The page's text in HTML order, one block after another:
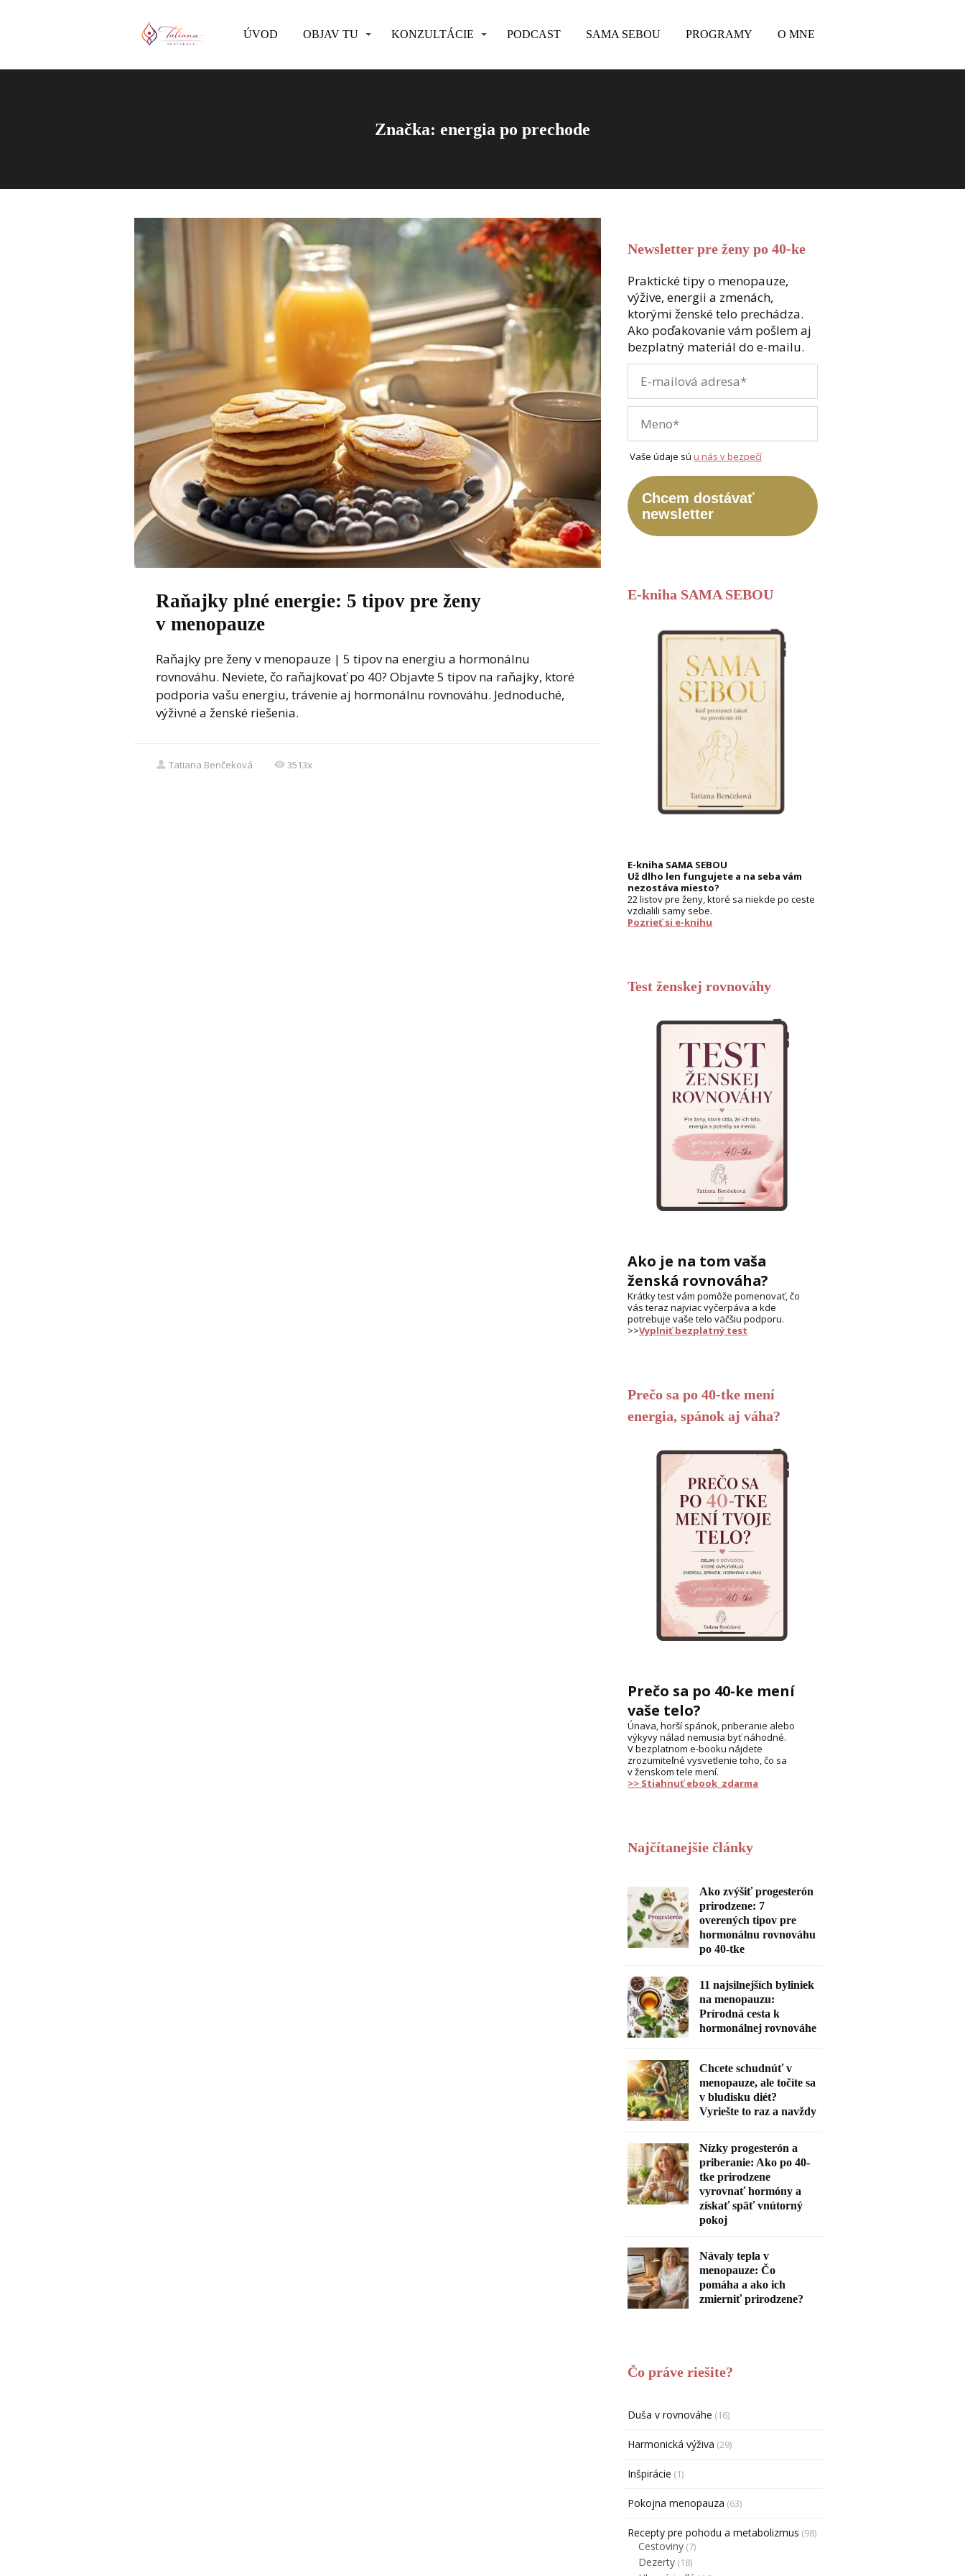
ÚVOD OBJAV TU KONZULTÁCIE PODCAST SAMA SEBOU PROGRAMY O MNE
Značka: energia po prechode
Raňajky plné energie: 5 tipov pre ženy
v menopauze
Raňajky pre ženy v menopauze | 5 tipov na energiu a hormonálnu
rovnováhu. Neviete, čo raňajkovať po 40? Objavte 5 tipov na raňajky, ktoré
podporia vašu energiu, trávenie aj hormonálnu rovnováhu. Jednoduché,
výživné a ženské riešenia.
Tatiana Benčeková 3513x
Newsletter pre ženy po 40-ke
Praktické tipy o menopauze,
výžive, energii a zmenách,
ktorými ženské telo prechádza.
Ako poďakovanie vám pošlem aj
bezplatný materiál do e-mailu.
Vaše údaje súu nás v bezpečí
Chcem dostávať
newsletter
E-kniha SAMA SEBOU
E-kniha SAMA SEBOU
Už dlho len fungujete a na seba vám
nezostáva miesto?
22 listov pre ženy, ktoré sa niekde po ceste
vzdialili samy sebe.
Pozrieť si e-knihu
Test ženskej rovnováhy
Ako je na tom vaša
ženská rovnováha?
Krátky test vám pomôže pomenovať, čo
vás teraz najviac vyčerpáva a kde
potrebuje vaše telo väčšiu podporu.
>>Vyplniť bezplatný test
Prečo sa po 40-tke mení
energia, spánok aj váha?
Prečo sa po 40-ke mení
vaše telo?
Únava, horší spánok, priberanie alebo
výkyvy nálad nemusia byť náhodné.
V bezplatnom e-booku nájdete
zrozumiteľné vysvetlenie toho, čo sa
v ženskom tele mení.
>> Stiahnuť ebook zdarma
Najčítanejšie články
Ako zvýšiť progesterón
prirodzene: 7
overených tipov pre
hormonálnu rovnováhu
po 40-tke
11 najsilnejších byliniek
na menopauzu:
Prírodná cesta k
hormonálnej rovnováhe
Chcete schudnúť v
menopauze, ale točíte sa
v bludisku diét?
Vyriešte to raz a navždy
Nízky progesterón a
priberanie: Ako po 40-
tke prirodzene
vyrovnať hormóny a
získať späť vnútorný
pokoj
Návaly tepla v
menopauze: Čo
pomáha a ako ich
zmierniť prirodzene?
Čo práve riešite?
Duša v rovnováhe (16)
Harmonická výživa (29)
Inšpirácie (1)
Pokojna menopauza (63)
Recepty pre pohodu a metabolizmus (98)
Cestoviny (7)
Dezerty (18)